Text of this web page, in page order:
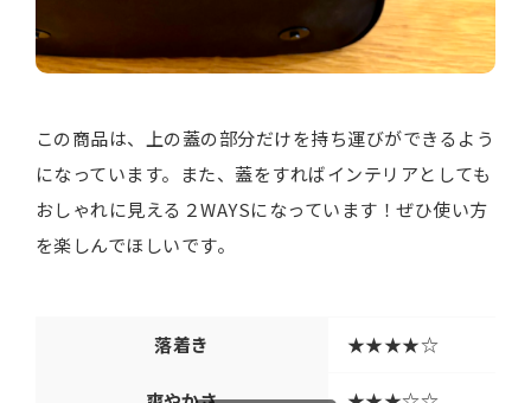
この商品は、上の蓋の部分だけを持ち運びができるよう
になっています。また、蓋をすればインテリアとしても
おしゃれに見える２WAYSになっています！ぜひ使い方
を楽しんでほしいです。
落着き ★★★★☆